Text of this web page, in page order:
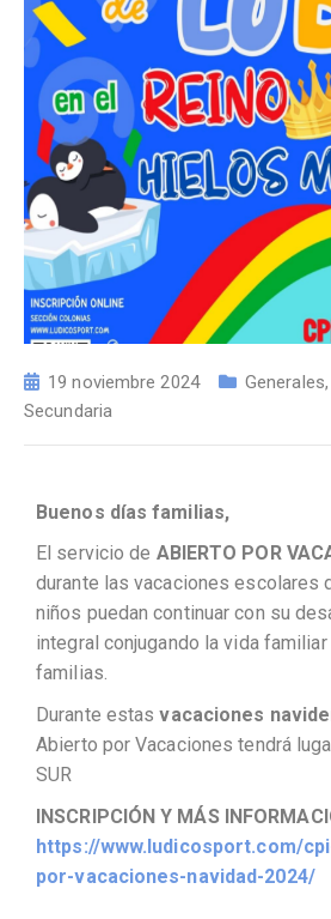
19 noviembre 2024 Generales,
Secundaria
Buenos días familias,
El servicio de ABIERTO POR
durante las vacaciones escolares
niños puedan continuar con su
integral conjugando la vida
familias.
Durante estasvacaciones
Abierto por Vacaciones tendrá
SUR
INSCRIPCIÓN Y MÁS
https://www.ludicosport.com/
por-vacaciones-navidad-2024/